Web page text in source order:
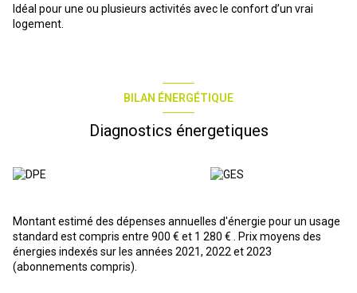
Idéal pour une ou plusieurs activités avec le confort d’un vrai
logement.
BILAN ÉNERGÉTIQUE
Diagnostics énergetiques
Montant estimé des dépenses annuelles d'énergie pour un usage
standard est compris entre 900 € et 1 280 € . Prix moyens des
énergies indexés sur les années 2021, 2022 et 2023
(abonnements compris).